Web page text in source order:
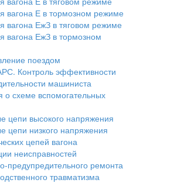
вагона Е в тормозном режиме
вагона ЕжЗ в тяговом режиме
вагона ЕжЗ в тормозном
поездом
Контроль эффективности
машиниста
схеме вспомогательных
цепи высокого напряжения
цепи низкого напряжения
цепей вагона
неисправностей
предупредительного ремонта
травматизма